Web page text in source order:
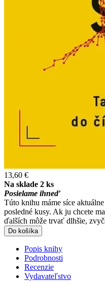
13,60 €
Na sklade 2 ks
Posielame ihneď
Túto knihu máme síce
posledné kusy. Ak ju chcete
ďalších môže trvať dlhšie,
Do košíka
Popis knihy
Podrobnosti
Recenzie
Vydavateľstvo